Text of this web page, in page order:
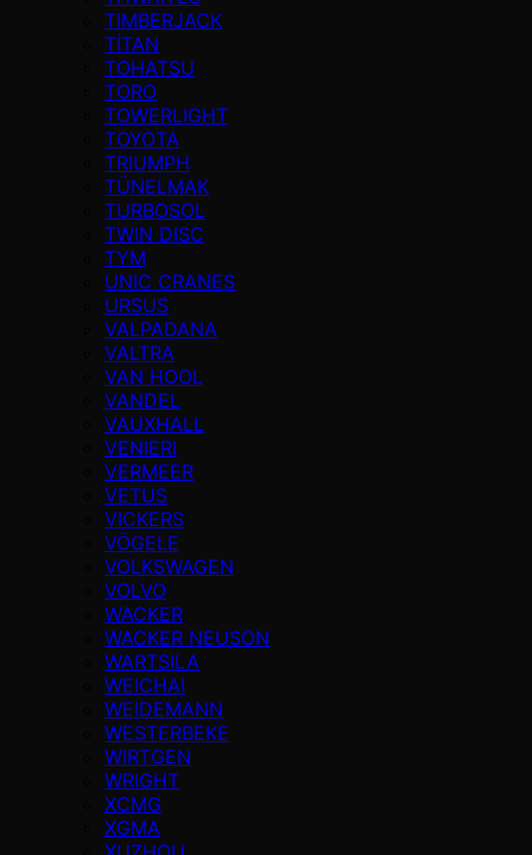
TIMBERJACK
TİTAN
TOHATSU
TORO
TOWERLIGHT
TOYOTA
TRIUMPH
TÜNELMAK
TURBOSOL
TWIN DISC
TYM
UNIC CRANES
URSUS
VALPADANA
VALTRA
VAN HOOL
VANDEL
VAUXHALL
VENIERI
VERMEER
VETUS
VICKERS
VÖGELE
VOLKSWAGEN
VOLVO
WACKER
WACKER NEUSON
WARTSILA
WEICHAI
WEIDEMANN
WESTERBEKE
WIRTGEN
WRIGHT
XCMG
XGMA